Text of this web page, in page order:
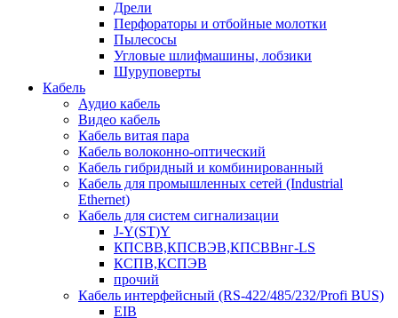
Дрели
Перфораторы и отбойные молотки
Пылесосы
Угловые шлифмашины, лобзики
Шуруповерты
Кабель
Аудио кабель
Видео кабель
Кабель витая пара
Кабель волоконно-оптический
Кабель гибридный и комбинированный
Кабель для промышленных сетей (Industrial
Ethernet)
Кабель для систем сигнализации
J-Y(ST)Y
КПСВВ,КПСВЭВ,КПСВВнг-LS
КСПВ,КСПЭВ
прочий
Кабель интерфейсный (RS-422/485/232/Profi BUS)
EIB